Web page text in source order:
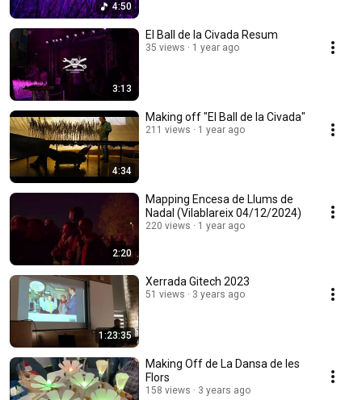
4:50
3:13
El Ball de la Civada Resum
35 views 1 year ago
4:34
Making off "El Ball de la Civada"
211 views 1 year ago
2:20
Mapping Encesa de Llums de
Nadal (Vilablareix 04/12/2024)
220 views 1 year ago
1:23:35
Xerrada Gitech 2023
51 views 3 years ago
Making Off de La Dansa de les
Flors
158 views 3 years ago